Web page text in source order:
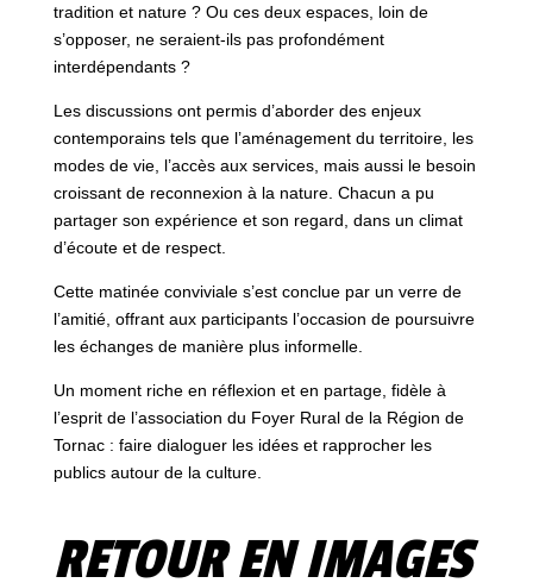
tradition et nature ? Ou ces deux espaces, loin de
s’opposer, ne seraient-ils pas profondément
interdépendants ?
Les discussions ont permis d’aborder des enjeux
contemporains tels que l’aménagement du territoire, les
modes de vie, l’accès aux services, mais aussi le besoin
croissant de reconnexion à la nature. Chacun a pu
partager son expérience et son regard, dans un climat
d’écoute et de respect.
Cette matinée conviviale s’est conclue par un verre de
l’amitié, offrant aux participants l’occasion de poursuivre
les échanges de manière plus informelle.
Un moment riche en réflexion et en partage, fidèle à
l’esprit de l’association du Foyer Rural de la Région de
Tornac : faire dialoguer les idées et rapprocher les
publics autour de la culture.
RETOUR EN IMAGES